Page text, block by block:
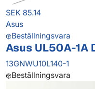
SEK 85.14
Asus
Beställningsvara
Asus UL50A-1A
13GNWU10L140-1
Beställningsvara